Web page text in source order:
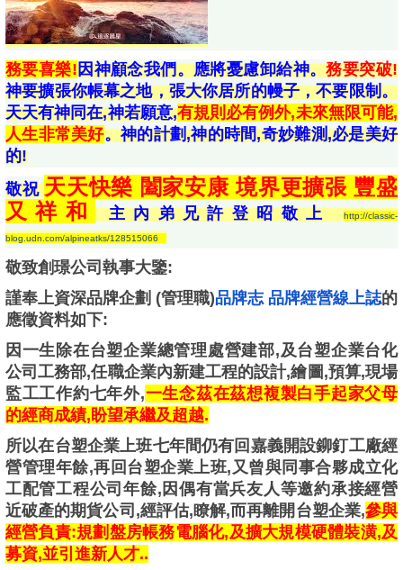
務要喜樂!因神顧念我們。應將憂慮卸給神。務要突破!
神要擴張你帳幕之地，張大你居所的幔子，不要限制。
天天有神同在,神若願意,有規則必有例外,未來無限可能,
人生非常美好。神的計劃,神的時間,奇妙難測,必是美好
的!
敬祝天天快樂 闔家安康 境界更擴張 豐盛
又祥和主內弟兄許登昭敬上http://classic-
blog.udn.com/alpineatks/128515066
敬致創璟公司執事大鑒:
謹奉上資深品牌企劃 (管理職)品牌志 品牌經營線上誌的
應徵資料如下:
因一生除在台塑企業總管理處營建部,及台塑企業台化
公司工務部,任職企業內新建工程的設計,繪圖,預算,現場
監工工作約七年外,一生念茲在茲想複製白手起家父母
的經商成績,盼望承繼及超越.
所以在台塑企業上班七年間仍有回嘉義開設鉚釘工廠經
營管理年餘,再回台塑企業上班,又曾與同事合夥成立化
工配管工程公司年餘,因偶有當兵友人等邀約承接經營
近破產的期貨公司,經評估,瞭解,而再離開台塑企業,參與
經營負責:規劃盤房帳務電腦化,及擴大規模硬體裝潢,及
募資,並引進新人才..